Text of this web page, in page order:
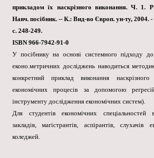
прикладом їх наскрізного виконання. Ч. 1.
Навч. посібник. -- К.: Вид-во Європ. ун-ту, 2004.
с. 248-249.
ISBN 966-7942-91-0
У посібнику на основі системного підходу
еконо.метричних досліджень наводиться
конкретний приклад виконання наскрізного
економічних процесів за допомогою
інструменту дослідження економічних систем).
Для студентів економічних спеціальностей
закладів, магістрантів, аспірантів, слухачів
коледжей.